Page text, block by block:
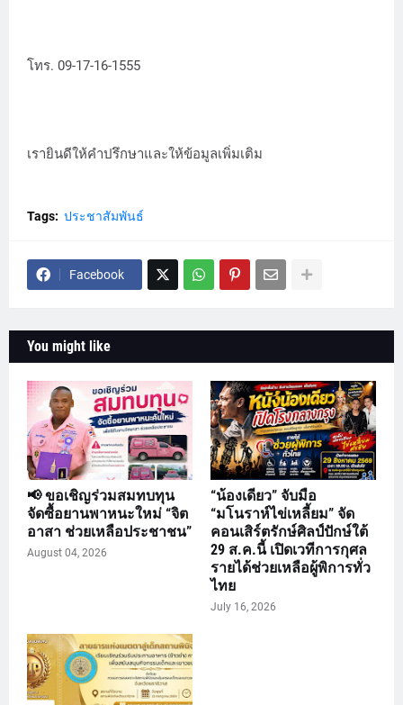
โทร. 09-17-16-1555
เรายินดีให้คำปรึกษาและให้ข้อมูลเพิ่มเติม
Tags: ประชาสัมพันธ์
Facebook
You might like
📢 ขอเชิญร่วมสมทบทุน
จัดซื้อยานพาหนะใหม่ “จิต
อาสา ช่วยเหลือประชาชน”
August 04, 2026
“น้องเดียว” จับมือ
“มโนราห์ไข่เหลี้ยม” จัด
คอนเสิร์ตรักษ์ศิลป์ปักษ์ใต้
29 ส.ค.นี้ เปิดเวทีการกุศล
รายได้ช่วยเหลือผู้พิการทั่ว
ไทย
July 16, 2026